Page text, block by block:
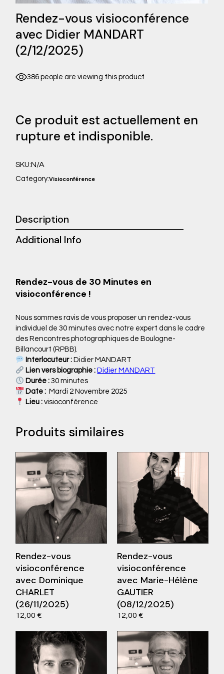
Rendez-vous visioconférence
avec Didier MANDART
(2/12/2025)
386 people are viewing this product
Ce produit est actuellement en
rupture et indisponible.
SKU:N/A
Category:Visioconférence
Description
Additional Info
Rendez-vous de 30 Minutes en
visioconférence !
Nous sommes ravis de vous proposer un rendez-vous
individuel de 30 minutes avec notre expert dans le cadre
des Rencontres photographiques de Boulogne-
Billancourt (RPBB).
Interlocuteur : Didier MANDART
Lien vers biographie : Didier MANDART
Durée : 30 minutes
Date : Mardi 2 Novembre 2025
Lieu : visioconférence
Produits similaires
Rendez-vous
visioconférence
avec Dominique
CHARLET
(26/11/2025)
12,00€
Ce
produit
plusieurs
variations.
options
peuvent
Rendez-vous
visioconférence
avec Marie-Hélène
GAUTIER
(08/12/2025)
12,00 €
Ce
produit
plusieurs
variations.
Les
options
peuvent